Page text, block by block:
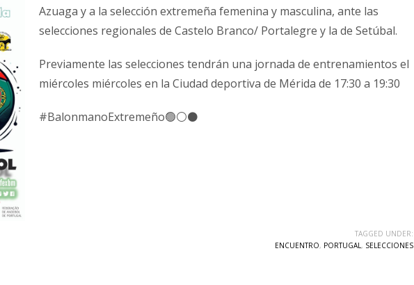
Azuaga y a la selección extremeña femenina y masculina, ante las
selecciones regionales de Castelo Branco/ Portalegre y la de Setúbal.
Previamente las selecciones tendrán una jornada de entrenamientos el
miércoles miércoles en la Ciudad deportiva de Mérida de 17:30 a 19:30
#BalonmanoExtremeño🟢⚪️⚫️
TAGGED UNDER:
ENCUENTRO, PORTUGAL, SELECCIONES